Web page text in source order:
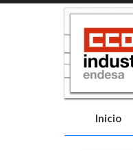
Inicio